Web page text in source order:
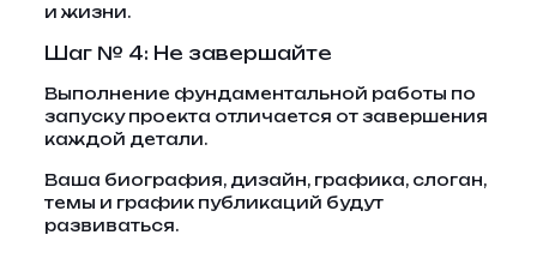
и жизни.
Шаг № 4: Не завершайте
Выполнение фундаментальной работы по
запуску проекта отличается от завершения
каждой детали.
Ваша биография, дизайн, графика, слоган,
темы и график публикаций будут
развиваться.